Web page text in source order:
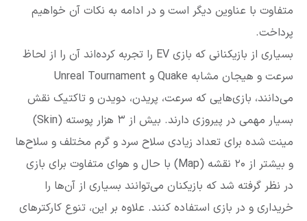
متفاوت با عناوین دیگر است و در ادامه به نکات آن خواهیم
پرداخت.
بسیاری از بازیکنانی که بازی EV را تجربه کرده‌اند آن را از لحاظ
سرعت و هیجان مشابه Quake و Unreal Tournament
می‌دانند، بازی‌هایی که سرعت، پریدن، دویدن و تاکتیک نقش
بسیار مهمی در پیروزی دارند. بیش از ۳ هزار پوسته (Skin)
مینت شده برای تعداد زیادی سلاح سرد و گرم مختلف و سلاح‌ها
و بیشتر از ۲۰ نقشه (Map) با حال و هوای متفاوت برای بازی
در نظر گرفته شد که بازیکنان می‌توانند بسیاری از آن‌ها را
خریداری و در بازی استفاده کنند. علاوه بر این، تنوع کارکترهای